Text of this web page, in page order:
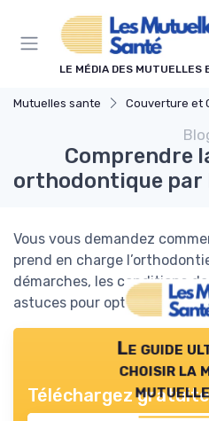
LE MÉDIA DES MUTUELLES
Mutuelles sante Couverture et
Comprendre
orthodontique par
Vous vous demandez
prend en charge
démarches, les conditions
astuces pour optimiser
Le guide
choisir la
Téléchargez